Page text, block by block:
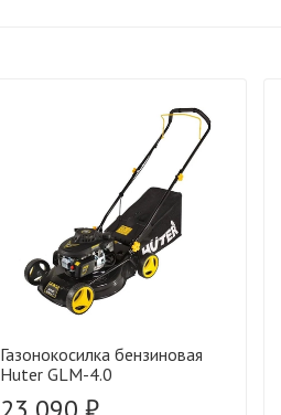
Газонокосилка бензиновая
Huter GLM-4.0